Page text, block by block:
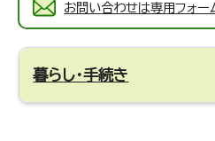
お問い合わせは専用フォー
暮らし・手続き